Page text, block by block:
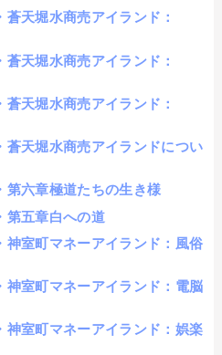
天堀水商売アイランド：
天堀水商売アイランド：
天堀水商売アイランド：
蒼天堀水商売アイランドについ
第六章極道たちの生き様
第五章白への道
神室町マネーアイランド：風俗
神室町マネーアイランド：電脳
神室町マネーアイランド：娯楽